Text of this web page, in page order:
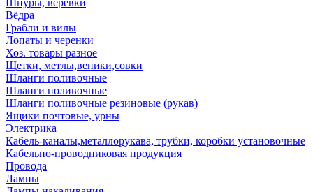
Шнуры, веревки
Вёдра
Грабли и вилы
Лопаты и черенки
Хоз. товары разное
Щетки, метлы,веники,совки
Шланги поливочные
Шланги поливочные
Шланги поливочные резиновые (рукав)
Ящики почтовые, урны
Электрика
Кабель-каналы,металлорукава, трубки, коробки установочные
Кабельно-проводниковая продукция
Провода
Лампы